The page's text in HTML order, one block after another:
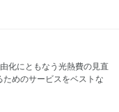
化にともなう光熱費の見直
めのサービスをベストな